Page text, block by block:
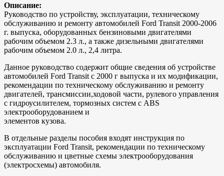
Описание:
Руководство по устройству, эксплуатации, техническому
обслуживанию и ремонту автомобилей Ford Transit 2000-2006
г. выпуска, оборудованных бензиновыми двигателями
рабочим объемом 2.3 л., а также дизельными двигателями
рабочим объемом 2.0 л., 2,4 литра.
Данное руководство содержит общие сведения об устройстве
автомобилей Ford Transit с 2000 г выпуска и их модификации,
рекомендации по техническому обслуживанию и ремонту
двигателей, трансмиссии,ходовой части, рулевого управления
с гидроусилителем, тормозных систем с ABS
электрооборудованием и
элементов кузова.
В отдельные разделы пособия входят инструкция по
эксплуатации Ford Transit, рекомендации по техническому
обслуживанию и цветные схемы электрооборудования
(электросхемы) автомобиля.